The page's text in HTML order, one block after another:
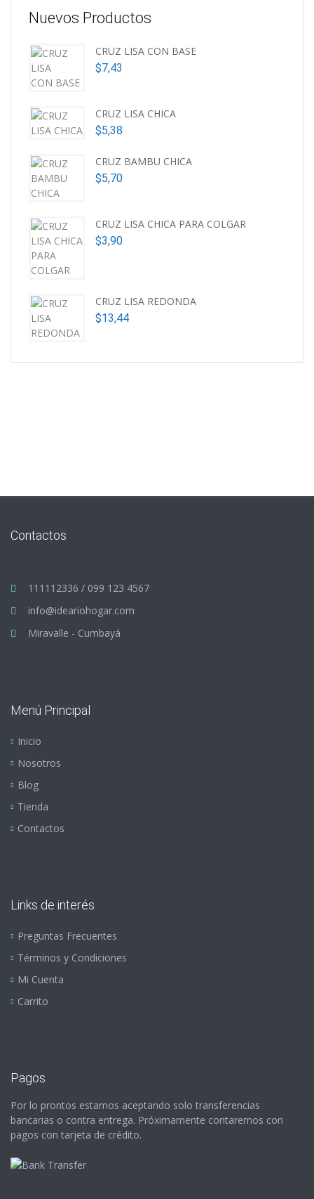
Nuevos Productos
CRUZ LISA CON BASE
$7,43
CRUZ LISA CHICA
$5,38
CRUZ BAMBU CHICA
$5,70
CRUZ LISA CHICA PARA COLGAR
$3,90
CRUZ LISA REDONDA
$13,44
Contactos
111112336 / 099 123 4567
info@ideariohogar.com
Miravalle - Cumbayá
Menú Principal
Inicio
Nosotros
Blog
Tienda
Contactos
Links de interés
Preguntas Frecuentes
Términos y Condiciones
Mi Cuenta
Carrito
Pagos
Por lo prontos estamos aceptando solo transferencias
bancarias o contra entrega. Próximamente contaremos con
pagos con tarjeta de crédito.